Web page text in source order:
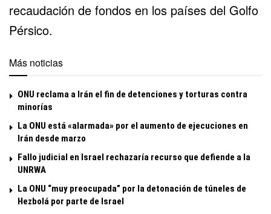
recaudación de fondos en los países del Golfo
Pérsico.
Más noticias
ONU reclama a Irán el fin de detenciones y torturas contra
minorías
La ONU está «alarmada» por el aumento de ejecuciones en
Irán desde marzo
Fallo judicial en Israel rechazaría recurso que defiende a la
UNRWA
La ONU “muy preocupada” por la detonación de túneles de
Hezbolá por parte de Israel